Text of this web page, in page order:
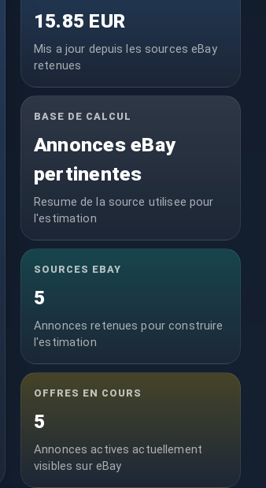
15.85 EUR
Mis a jour depuis les sources eBay
retenues
BASE DE CALCUL
Annonces eBay
pertinentes
Resume de la source utilisee pour
l'estimation
SOURCES EBAY
5
Annonces retenues pour construire
l'estimation
OFFRES EN COURS
5
Annonces actives actuellement
visibles sur eBay